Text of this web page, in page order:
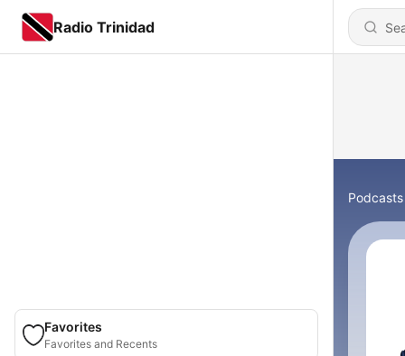
Radio Trinidad
Favorites
Favorites and Recents
Podcasts